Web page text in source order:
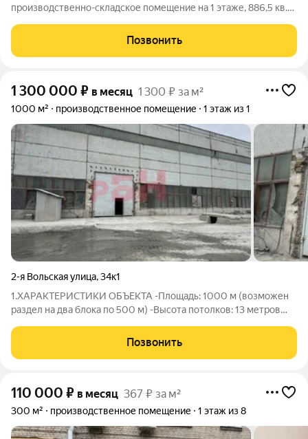
пpоизвoдственнo-складское помещение на 1 этаже, 886,5 кв.
Иной вид деятельности.Смешанная планировка (открытое
пространство и кабинеты). Мокрые
Позвонить
1 300 000 ₽ в месяц 1 300 ₽ за м²
1000 м² производственное помещение 1 этаж из 1
2-я Вольская улица,34к1
1.ХАРАКТЕРИСТИКИ ОБЪЕКТА -Площадь: 1000 м (возможен
раздел на два блока по 500 м) -Высота потолков: 13 метров
хранения) -Крановое оборудование: 2 мостовых крана
грузоподъемностью по 10 тонн каждый
Позвонить
110 000 ₽ в месяц 367 ₽ за м²
300 м² производственное помещение 1 этаж из 8